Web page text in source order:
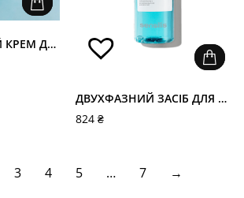
ВІДНОВЛЮЮЧИЙ КРЕМ ДЛЯ ОБЛИЧЧЯ - SKIN RESCUE [BARRIER]
ДВУХФАЗНИЙ ЗАСІБ ДЛЯ ЗНЯТТЯ МАКІЯЖУ З ОЧЕЙ І ГУБ - BIPHASIC EYES&LIPS REMOVER
824 ₴
3 4 5 … 7 →